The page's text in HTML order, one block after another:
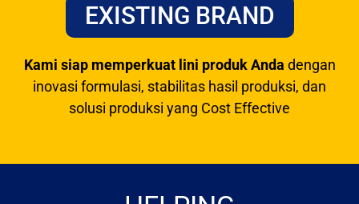
EXISTING BRAND
Kami siap memperkuat lini produk Andadengan
inovasi formulasi, stabilitas hasil produksi, dan